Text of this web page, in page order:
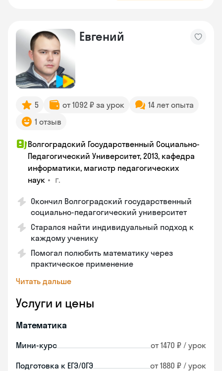
Евгений
5 от 1092 ₽ за урок
14 лет опыта
1 отзыв
Волгоградский Государственный Социально-
Педагогический Университет, 2013, кафедра
информатики, магистр педагогических
наук • г.
Окончил Волгоградский государственный
социально-педагогический университет
Старался найти индивидуальный подход к
каждому ученику
Помогал полюбить математику через
практическое применение
Читать дальше
Услуги и цены
Математика
Мини-курс от 1470 ₽ / урок
Подготовка к ЕГЭ/ОГЭ от 1880 ₽ / урок